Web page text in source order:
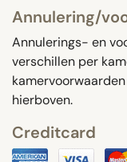
Annulering/
Annulerings- en
verschillen per
hierboven.
Creditcard